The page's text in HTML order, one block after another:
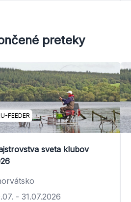
preteky
FEEDER
sveta klubov
- 31.07.2026